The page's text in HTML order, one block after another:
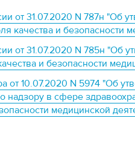
от 31.07.2020 N 787н "Об
качества и безопасности
от 31.07.2020 N 785н "Об
и безопасности
от 10.07.2020 N 5974 "Об
в сфере
медицинской